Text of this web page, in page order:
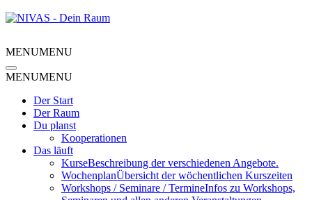
MENUMENU
MENUMENU
Der Start
Der Raum
Du planst
Kooperationen
Das läuft
KurseBeschreibung der verschiedenen Angebote.
WochenplanÜbersicht der wöchentlichen Kurszeiten
Workshops / Seminare / TermineInfos zu Workshops,